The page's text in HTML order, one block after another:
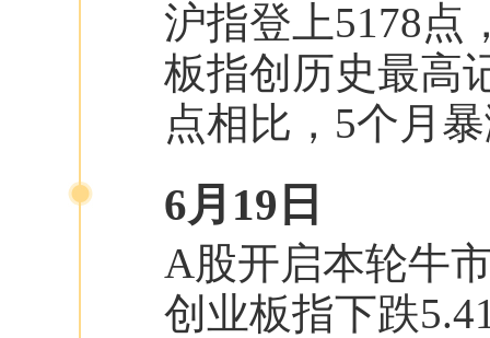
沪指登上5178点
板指创历史最高
点相比，5个月
6月19日
A股开启本轮牛
创业板指下跌